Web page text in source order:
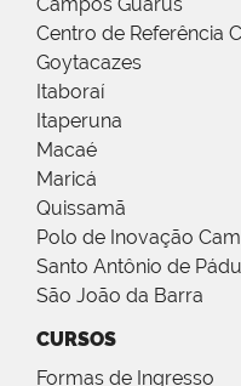
Centro de Referência
Goytacazes
Itaboraí
Itaperuna
Macaé
Maricá
Quissamã
Polo de Inovação
Santo Antônio de
São João da Barra
CURSOS
Formas de Ingresso